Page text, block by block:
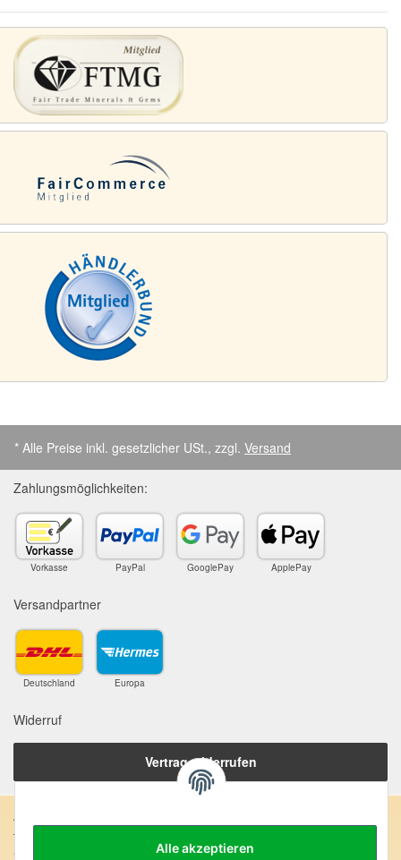
Alle akzeptieren
* Alle Preise inkl. gesetzlicher USt., zzgl. Versand
Zahlungsmöglichkeiten:
Vorkasse PayPal GooglePay ApplePay
Versandpartner
Deutschland Europa
Widerruf
Vertrag widerrufen
Anschrift:
SteinZeitOase